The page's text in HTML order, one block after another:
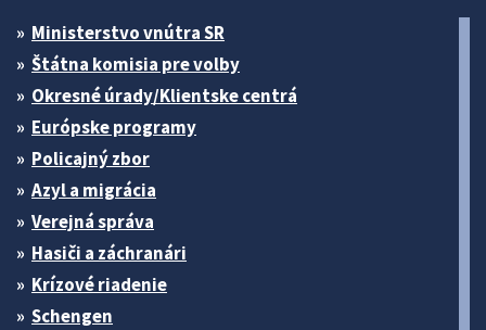
Ministerstvo vnútra SR
Štátna komisia pre volby
Okresné úrady/Klientske centrá
Európske programy
Policajný zbor
Azyl a migrácia
Verejná správa
Hasiči a záchranári
Krízové riadenie
Schengen